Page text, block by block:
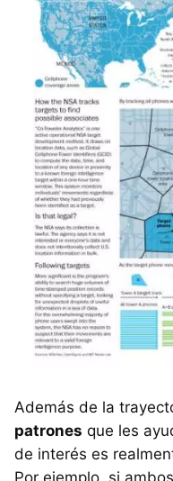
Además de la
patrones que les
de interés es